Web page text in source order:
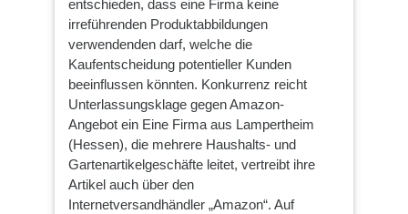
entschieden, dass eine Firma keine
irreführenden Produktabbildungen
verwendenden darf, welche die
Kaufentscheidung potentieller Kunden
beeinflussen könnten. Konkurrenz reicht
Unterlassungsklage gegen Amazon-
Angebot ein Eine Firma aus Lampertheim
(Hessen), die mehrere Haushalts- und
Gartenartikelgeschäfte leitet, vertreibt ihre
Artikel auch über den
Internetversandhändler „Amazon“. Auf